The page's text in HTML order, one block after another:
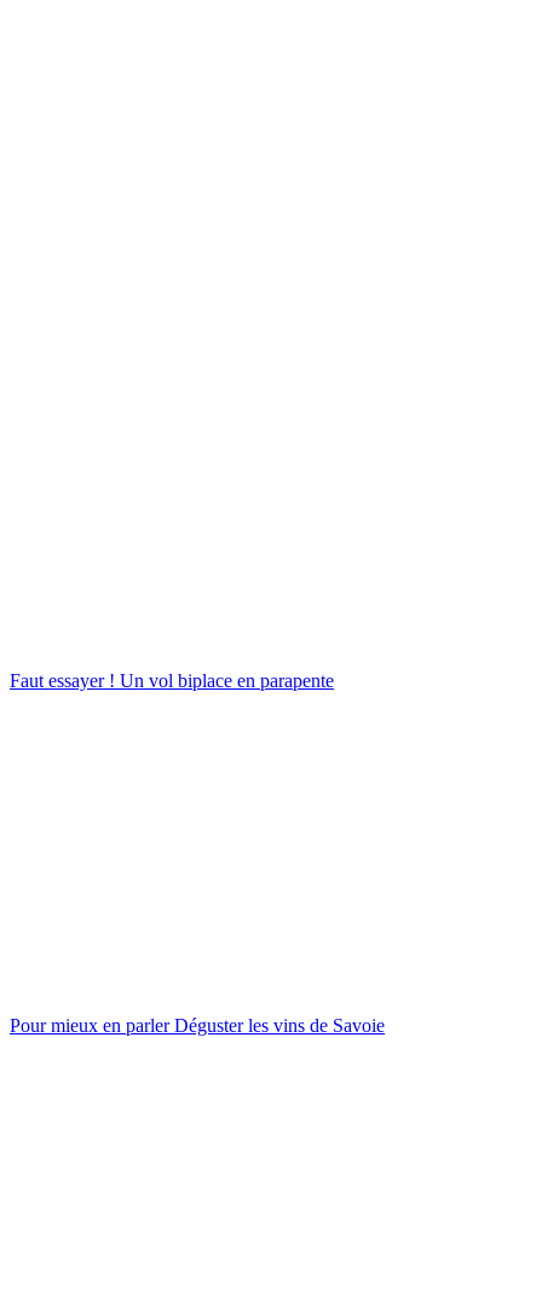
Faut essayer ! Un vol biplace en parapente
Pour mieux en parler Déguster les vins de Savoie